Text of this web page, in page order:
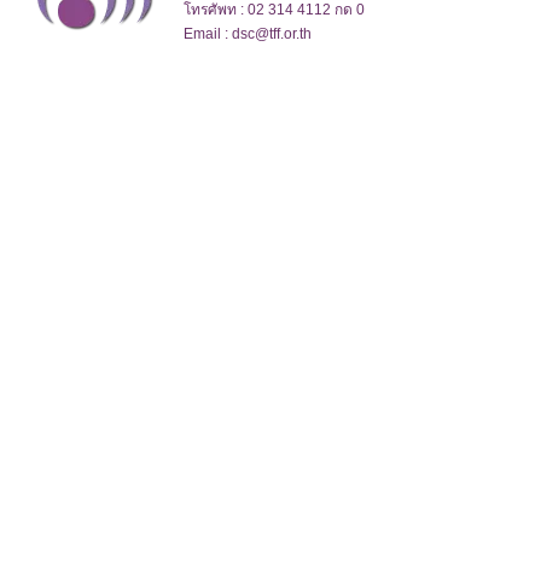
โทรศัพท : 02 314 4112 กด 0
Email : dsc@tff.or.th